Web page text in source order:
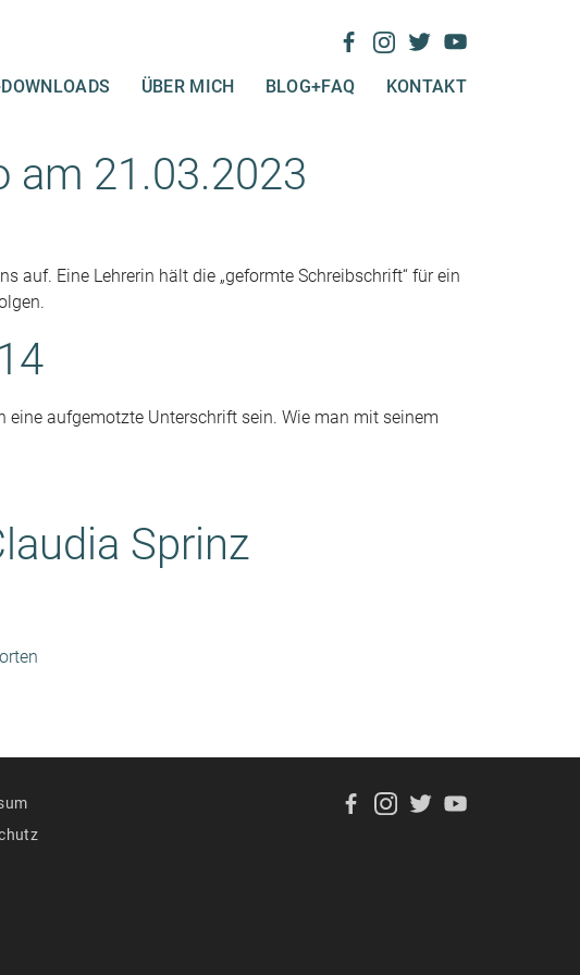
ÜBER MICH BLOG+FAQ KONTAKT
am 21.03.2023
auf. Eine Lehrerin hält die „geformte Schreibschrift“ für ein
eine aufgemotzte Unterschrift sein. Wie man mit seinem
Sprinz